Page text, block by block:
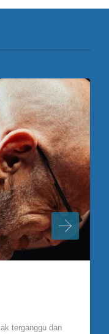
terganggu dan